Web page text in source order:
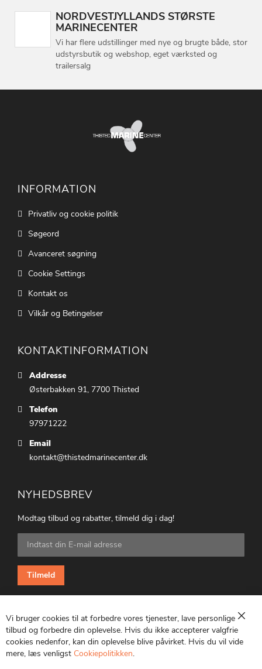
NORDVESTJYLLANDS STØRSTE
MARINECENTER
Vi har flere udstillinger med nye og brugte både, stor
udstyrsbutik og webshop, eget værksted og
trailersalg
INFORMATION
Privatliv og cookie politik
Søgeord
Avanceret søgning
Cookie Settings
Kontakt os
Vilkår og Betingelser
KONTAKTINFORMATION
Addresse
Østerbakken 91, 7700 Thisted
Telefon
97971222
Email
kontakt@thistedmarinecenter.dk
NYHEDSBREV
Modtag tilbud og rabatter, tilmeld dig i dag!
Tilmeld
dig
vores
nyhedsbrev:
Tilmeld
CVR: 25847369
Luk
Vi bruger cookies til at forbedre vores tjenester, lave personlige
tilbud og forbedre din oplevelse. Hvis du ikke accepterer valgfrie
cookies nedenfor, kan din oplevelse blive påvirket. Hvis du vil vide
mere, læs venligst Cookiepolitikken.